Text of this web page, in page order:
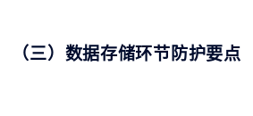
（三）数据存储环节防护要点